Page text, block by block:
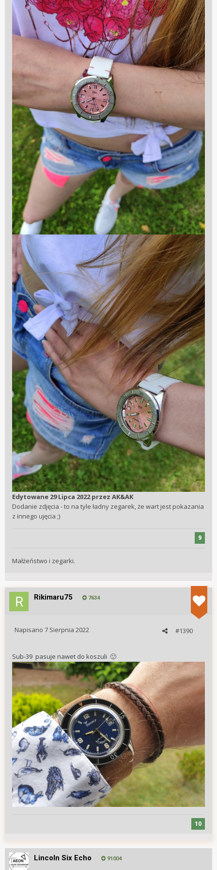
Edytowane 29 Lipca 2022przez AK&AK
Dodanie zdjęcia - to na tyle ładny zegarek, że wart jest pokazania
z innego ujęcia ;)
9
Małżeństwo i zegarki.
Rikimaru75 7634
#1390
Napisano 7 Sierpnia 2022
Sub-39 pasuje nawet do koszuli 🙂
10
Lincoln Six Echo 91004